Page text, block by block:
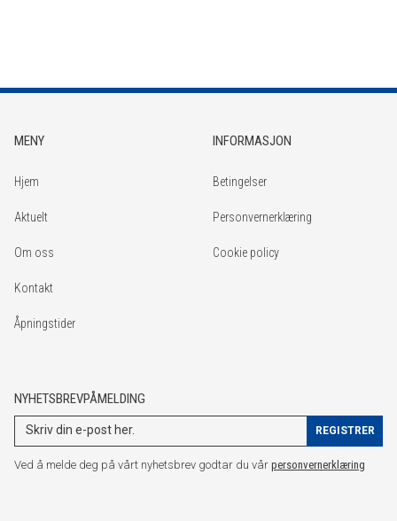
MENY
Hjem
Aktuelt
Om oss
Kontakt
Åpningstider
INFORMASJON
Betingelser
Personvernerklæring
Cookie policy
NYHETSBREVPÅMELDING
Ved å melde deg på vårt nyhetsbrev godtar du vår personvernerklæring